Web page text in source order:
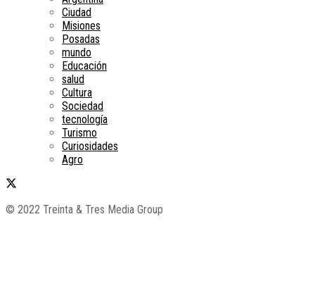
Ciudad
Misiones
Posadas
mundo
Educación
salud
Cultura
Sociedad
tecnología
Turismo
Curiosidades
Agro
© 2022 Treinta & Tres Media Group